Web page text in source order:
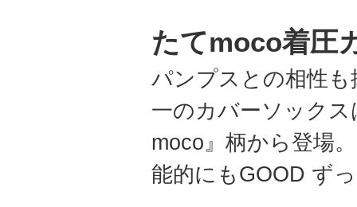
たてmoco着圧
パンプスとの相性
一のカバーソック
moco』柄から登場
能的にもGOOD ず